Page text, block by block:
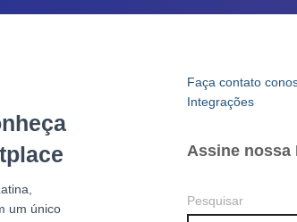
um único
Faça contato
Integrações
Assine nossa
Pesquisar